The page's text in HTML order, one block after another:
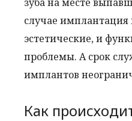
случае
эстетические, и
проблемы. А срок
имплантов
Как